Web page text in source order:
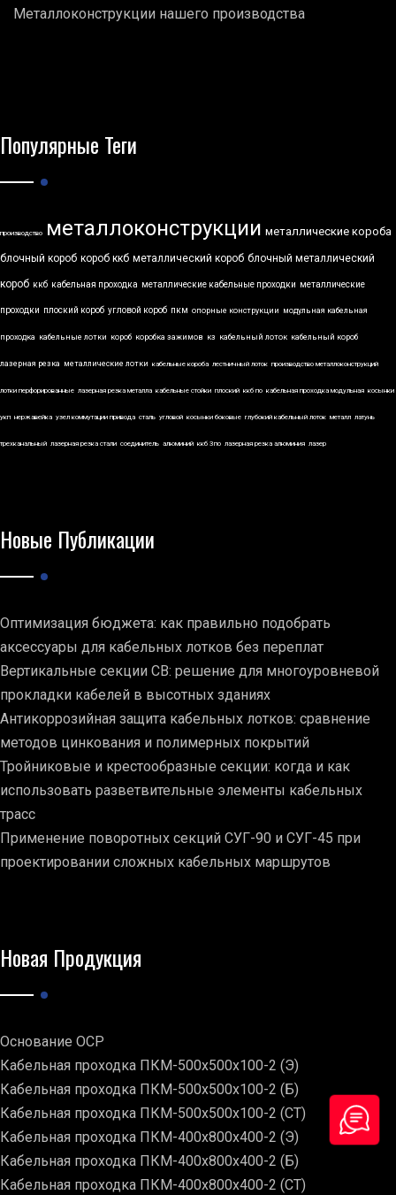
Металлоконструкции нашего производства
Популярные Теги
производство металлоконструкции металлические короба
блочный короб короб ккб металлический короб блочный металлический
короб ккб кабельная проходка металлические кабельные проходки металлические
проходки плоский короб угловой короб пкм опорные конструкции модульная кабельная
проходка кабельные лотки короб коробка зажимов кз кабельный лоток кабельный короб
лазерная резка металлические лотки кабельные короба лестничный лоток производство металлоконструкций
лотки перфорированные лазерная резка металла кабельные стойки плоский ккб по кабельная проходка модульная косынки
укп нержавейка узел коммутации привода сталь угловой косынки боковые глубокий кабельный лоток металл латунь
трехканальный лазерная резка стали соединитель алюминий ккб 3по лазерная резка алюминия лазер
Новые Публикации
Оптимизация бюджета: как правильно подобрать
аксессуары для кабельных лотков без переплат
Вертикальные секции СВ: решение для многоуровневой
прокладки кабелей в высотных зданиях
Антикоррозийная защита кабельных лотков: сравнение
методов цинкования и полимерных покрытий
Тройниковые и крестообразные секции: когда и как
использовать разветвительные элементы кабельных
трасс
Применение поворотных секций СУГ-90 и СУГ-45 при
проектировании сложных кабельных маршрутов
Новая Продукция
Основание ОСР
Кабельная проходка ПКМ-500х500х100-2 (Э)
Кабельная проходка ПКМ-500х500х100-2 (Б)
Кабельная проходка ПКМ-500х500х100-2 (СТ)
Кабельная проходка ПКМ-400х800х400-2 (Э)
Кабельная проходка ПКМ-400х800х400-2 (Б)
Кабельная проходка ПКМ-400х800х400-2 (СТ)